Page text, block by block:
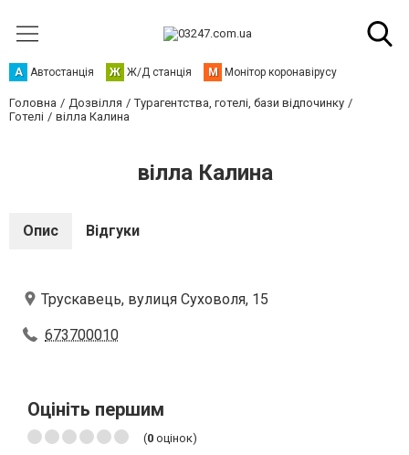
А Автостанція Ж Ж/Д станція М Монітор коронавірусу
Головна Дозвілля
Турагентства, готелі, бази відпочинку
Готелі
вілла Калина
вілла Калина
Опис Відгуки
Трускавець, вулиця Суховоля, 15
673700010
Оцініть першим
(0 оцінок)